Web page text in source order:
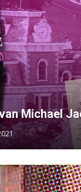
Michael